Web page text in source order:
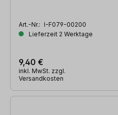
Art.-Nr.: I-F079-00200
Lieferzeit 2 Werktage
9,40 €
inkl. MwSt. zzgl.
Versandkosten